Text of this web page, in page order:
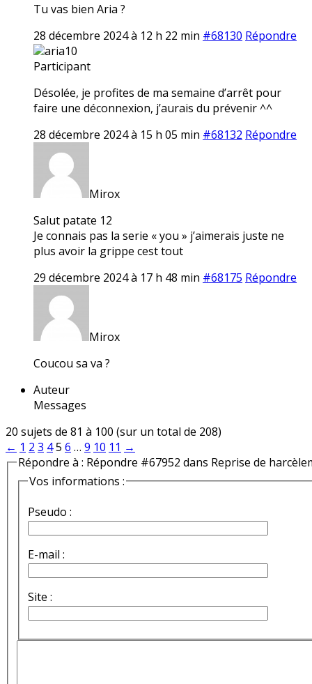
Tu vas bien Aria ?
28 décembre 2024 à 12 h 22 min #68130 Répondre
aria10
Participant
Désolée, je profites de ma semaine d’arrêt pour
faire une déconnexion, j’aurais du prévenir ^^
28 décembre 2024 à 15 h 05 min #68132 Répondre
Mirox
Salut patate 12
Je connais pas la serie « you » j’aimerais juste ne
plus avoir la grippe cest tout
29 décembre 2024 à 17 h 48 min #68175 Répondre
Mirox
Coucou sa va ?
Auteur
Messages
20 sujets de 81 à 100 (sur un total de 208)
← 1 2 3 45 6 … 9 10 11 →
Répondre à : Répondre #67952 dans Reprise de
Vos informations :
Pseudo :
E-mail :
Site :